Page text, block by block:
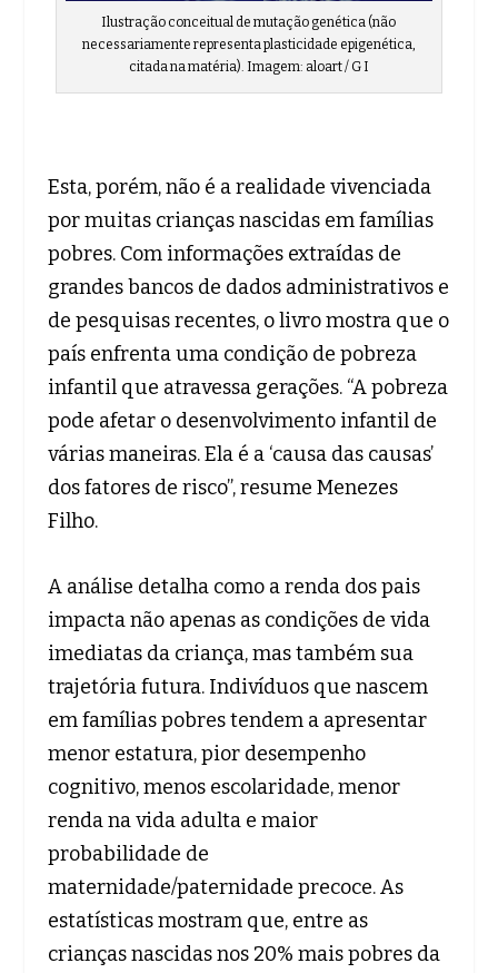
Ilustração conceitual de mutação genética (não
necessariamente representa plasticidade epigenética,
citada na matéria). Imagem: aloart / G I
Esta, porém, não é a realidade vivenciada
por muitas crianças nascidas em famílias
pobres. Com informações extraídas de
grandes bancos de dados administrativos e
de pesquisas recentes, o livro mostra que o
país enfrenta uma condição de pobreza
infantil que atravessa gerações. “A pobreza
pode afetar o desenvolvimento infantil de
várias maneiras. Ela é a ‘causa das causas’
dos fatores de risco”, resume Menezes
Filho.
A análise detalha como a renda dos pais
impacta não apenas as condições de vida
imediatas da criança, mas também sua
trajetória futura. Indivíduos que nascem
em famílias pobres tendem a apresentar
menor estatura, pior desempenho
cognitivo, menos escolaridade, menor
renda na vida adulta e maior
probabilidade de
maternidade/paternidade precoce. As
estatísticas mostram que, entre as
crianças nascidas nos 20% mais pobres da